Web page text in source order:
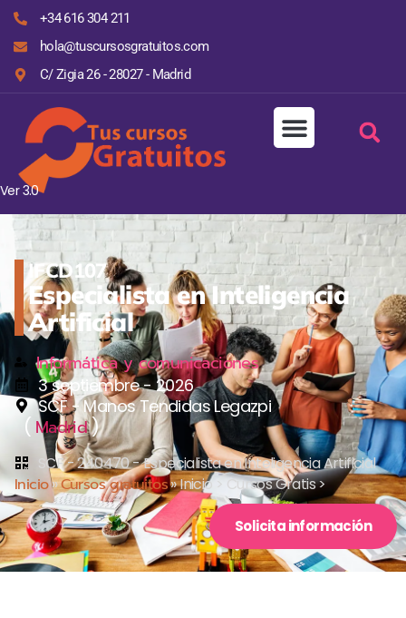
+34 616 304 211
hola@tuscursosgratuitos.com
C/ Zigia 26 - 28027 - Madrid
Ver 3.0
IFCD107
Especialista en Inteligencia
Artificial
Informática y comunicaciones
3 septiembre - 2026
SCF - Manos Tendidas Legazpi
( Madrid)
SCF - 240470 - Especialista en Inteligencia Artificial
Inicio»Cursos gratuitos»Inicio > Cursos Gratis >
Solicita información